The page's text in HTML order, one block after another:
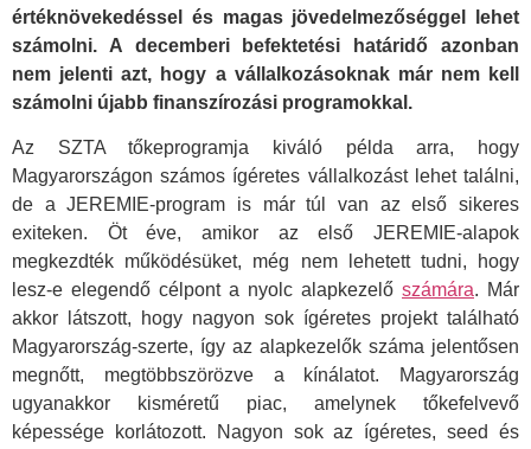
értéknövekedéssel és magas jövedelmezőséggel lehet
számolni. A decemberi befektetési határidő azonban
nem jelenti azt, hogy a vállalkozásoknak már nem kell
számolni újabb finanszírozási programokkal.
Az SZTA tőkeprogramja kiváló példa arra, hogy
Magyarországon számos ígéretes vállalkozást lehet találni,
de a JEREMIE-program is már túl van az első sikeres
exiteken. Öt éve, amikor az első JEREMIE-alapok
megkezdték működésüket, még nem lehetett tudni, hogy
lesz-e elegendő célpont a nyolc alapkezelő számára. Már
akkor látszott, hogy nagyon sok ígéretes projekt található
Magyarország-szerte, így az alapkezelők száma jelentősen
megnőtt, megtöbbszörözve a kínálatot. Magyarország
ugyanakkor kisméretű piac, amelynek tőkefelvevő
képessége korlátozott. Nagyon sok az ígéretes, seed és